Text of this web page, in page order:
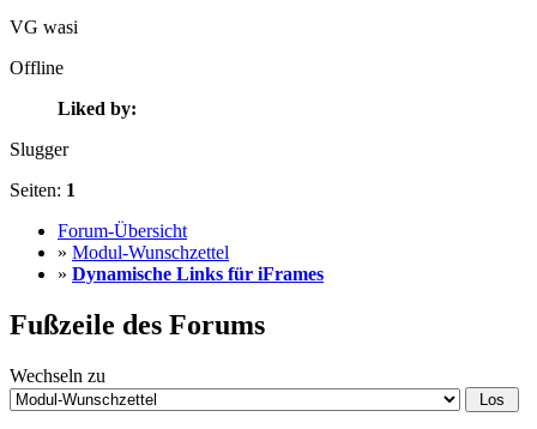
VG wasi
Offline
Liked by:
Slugger
Seiten: 1
Forum-Übersicht
» Modul-Wunschzettel
» Dynamische Links für iFrames
Fußzeile des Forums
Wechseln zu